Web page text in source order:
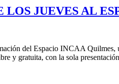
LOS JUEVES AL
del Espacio INCAA Quilmes,
y gratuita, con la sola